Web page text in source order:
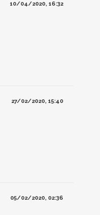
10/04/2020, 16:32
27/02/2020, 15:40
05/02/2020, 02:36